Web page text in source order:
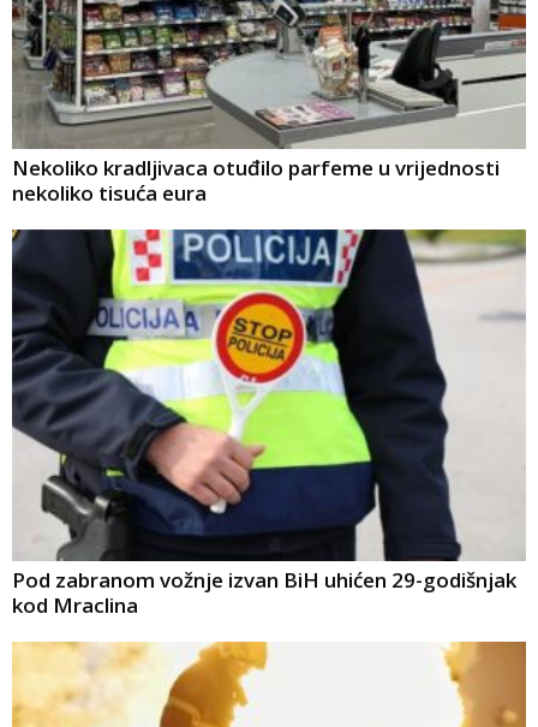
Nekoliko kradljivaca otuđilo parfeme u vrijednosti
nekoliko tisuća eura
Pod zabranom vožnje izvan BiH uhićen 29-godišnjak
kod Mraclina